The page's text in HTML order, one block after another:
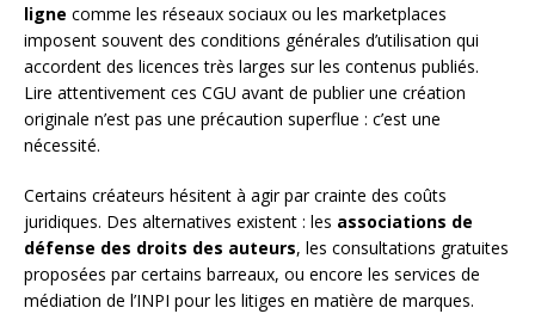
ligne comme les réseaux sociaux ou les marketplaces
imposent souvent des conditions générales d’utilisation qui
accordent des licences très larges sur les contenus publiés.
Lire attentivement ces CGU avant de publier une création
originale n’est pas une précaution superflue : c’est une
nécessité.
Certains créateurs hésitent à agir par crainte des coûts
juridiques. Des alternatives existent : les associations de
défense des droits des auteurs, les consultations gratuites
proposées par certains barreaux, ou encore les services de
médiation de l’INPI pour les litiges en matière de marques.